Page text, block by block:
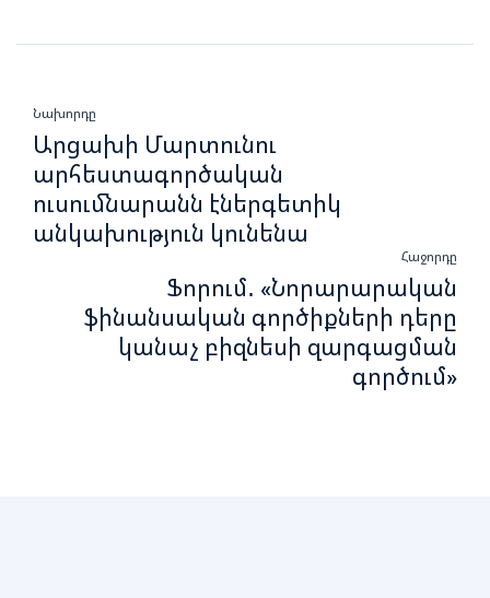
Նախորդը
Արցախի Մարտունու
արհեստագործական
ուսումնարանն էներգետիկ
անկախություն կունենա
Հաջորդը
Ֆորում․ «Նորարարական
ֆինանսական գործիքների դերը
կանաչ բիզնեսի զարգացման
գործում»